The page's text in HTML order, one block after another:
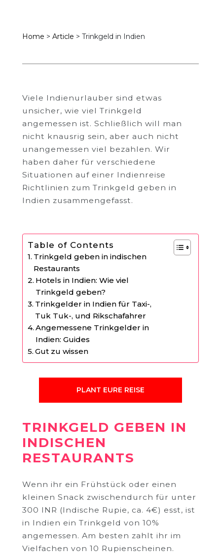
Home > Article > Trinkgeld in Indien
Viele Indienurlauber sind etwas
unsicher, wie viel Trinkgeld
angemessen ist. Schließlich will man
nicht knausrig sein, aber auch nicht
unangemessen viel bezahlen. Wir
haben daher für verschiedene
Situationen auf einer Indienreise
Richtlinien zum Trinkgeld geben in
Indien zusammengefasst.
Table of Contents
Trinkgeld geben in indischen
Restaurants
Hotels in Indien: Wie viel
Trinkgeld geben?
Trinkgelder in Indien für Taxi-,
Tuk Tuk-, und Rikschafahrer
Angemessene Trinkgelder in
Indien: Guides
Gut zu wissen
PLANT EURE REISE
TRINKGELD GEBEN IN
INDISCHEN
RESTAURANTS
Wenn ihr ein Frühstück oder einen
kleinen Snack zwischendurch für unter
300 INR (Indische Rupie, ca. 4€) esst, ist
in Indien ein Trinkgeld von 10%
angemessen. Am besten zahlt ihr im
Vielfachen von 10 Rupienscheinen.